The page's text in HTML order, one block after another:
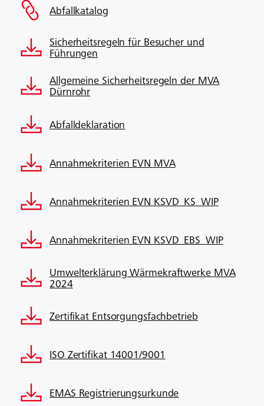
Abfallkatalog
Sicherheitsregeln für Besucher und
Führungen
Allgemeine Sicherheitsregeln der MVA
Dürnrohr
Abfalldeklaration
Annahmekriterien EVN MVA
Annahmekriterien EVN KSVD_KS_WIP
Annahmekriterien EVN KSVD_EBS_WIP
Umwelterklärung Wärmekraftwerke MVA
2024
Zertifikat Entsorgungsfachbetrieb
ISO Zertifikat 14001/9001
EMAS Registrierungsurkunde